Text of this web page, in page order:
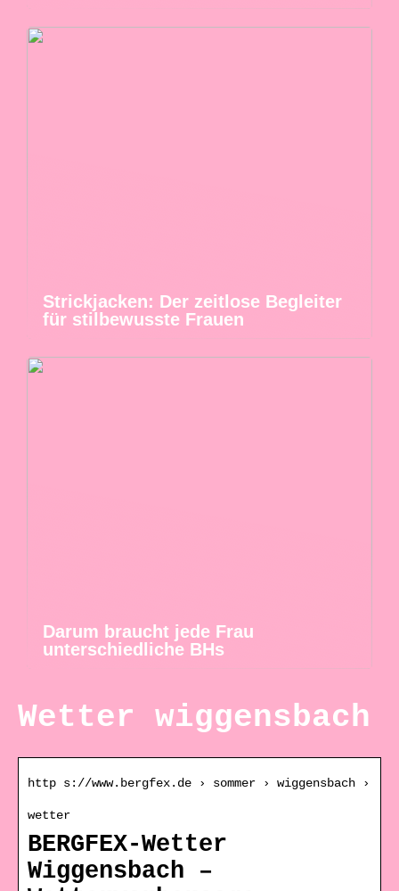
Strickjacken: Der zeitlose Begleiter
für stilbewusste Frauen
Darum braucht jede Frau
unterschiedliche BHs
Wetter wiggensbach
http s://www.bergfex.de › sommer › wiggensbach ›
wetter
BERGFEX-Wetter
Wiggensbach –